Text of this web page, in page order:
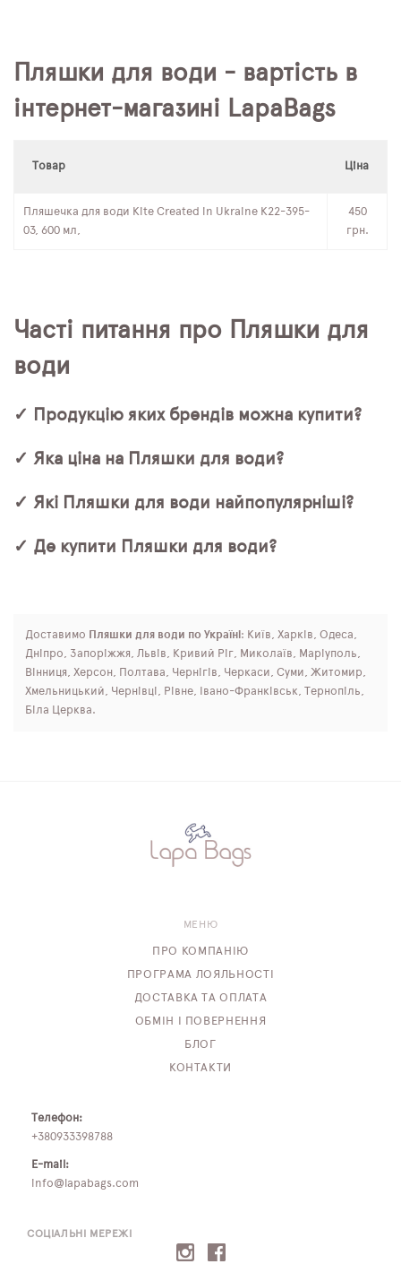
Пляшки для води - вартість в
інтернет-магазині LapaBags
Товар Ціна
Пляшечка для води Kite Created in Ukraine K22-395-
03, 600 мл,
450
грн.
Часті питання про Пляшки для
води
✓ Продукцію яких брендів можна купити?
✓ Яка ціна на Пляшки для води?
✓ Які Пляшки для води найпопулярніші?
✓ Де купити Пляшки для води?
Доставимо Пляшки для води по Україні : Київ, Харків, Одеса,
Дніпро, Запоріжжя, Львів, Кривий Ріг, Миколаїв, Маріуполь,
Вінниця, Херсон, Полтава, Чернігів, Черкаси, Суми, Житомир,
Хмельницький, Чернівці, Рівне, Івано-Франківськ, Тернопіль,
Біла Церква.
СОЦІАЛЬНІ МЕРЕЖІ
МЕНЮ
ПРО КОМПАНІЮ
ПРОГРАМА ЛОЯЛЬНОСТІ
ДОСТАВКА ТА ОПЛАТА
ОБМІН І ПОВЕРНЕННЯ
БЛОГ
КОНТАКТИ
Телефон:
+380933398788
E-mail:
info@lapabags.com